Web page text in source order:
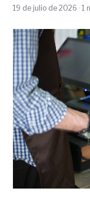
19 de julio de 2026 · 1